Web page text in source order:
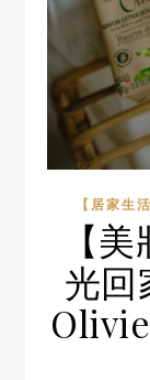
【居家生
【
光